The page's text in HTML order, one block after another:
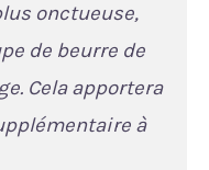
onctueuse,
de beurre de
Cela apportera
à